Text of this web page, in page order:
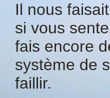
Il nous
si vous
fais encore
système de
faillir.